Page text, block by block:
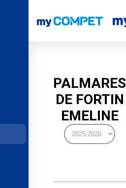
PALMARES
DE FORTIN
EMELINE